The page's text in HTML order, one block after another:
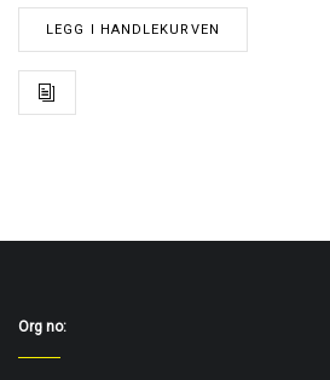
LEGG I HANDLEKURVEN
Org no: